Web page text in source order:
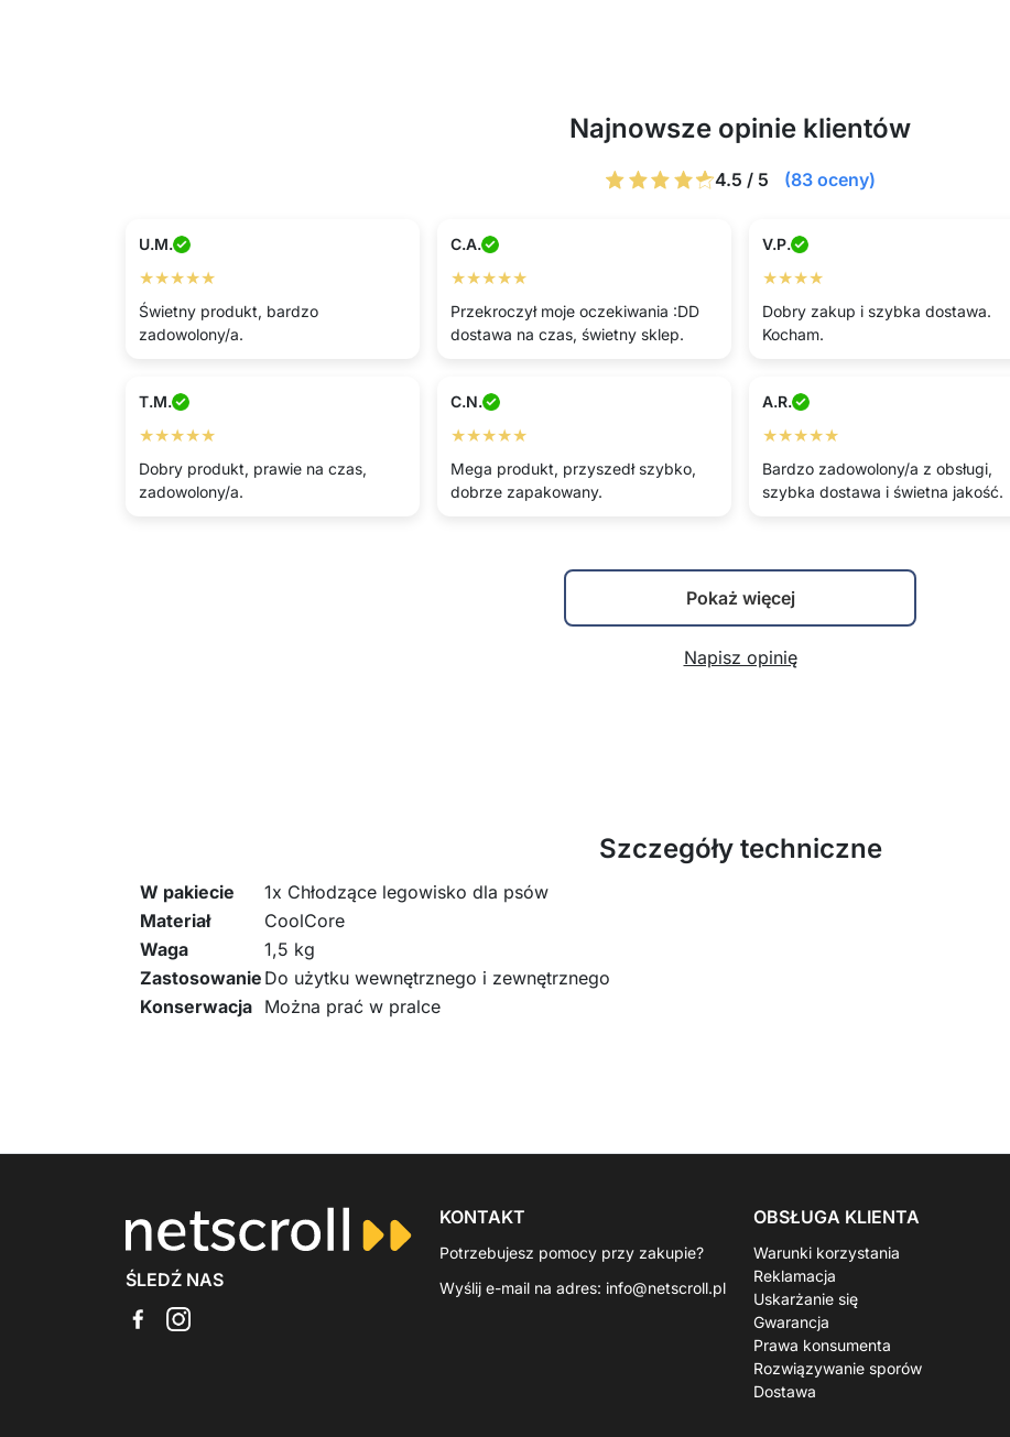
Najnowsze opinie klientów
4.5 / 5 (83 oceny)
U.M.
★★★★★
Świetny produkt, bardzo
zadowolony/a.
C.A.
★★★★★
Przekroczył moje oczekiwania :DD
dostawa na czas, świetny sklep.
V.P.
★★★★
Dobry zakup i szybka dostawa.
Kocham.
T.M.
★★★★★
Dobry produkt, prawie na czas,
zadowolony/a.
C.N.
★★★★★
Mega produkt, przyszedł szybko,
dobrze zapakowany.
A.R.
★★★★★
Bardzo zadowolony/a z obsługi,
szybka dostawa i świetna jakość.
Pokaż więcej
Napisz opinię
Szczegóły techniczne
W pakiecie
1x Chłodzące legowisko dla psów
Materiał
CoolCore
Waga
1,5 kg
Zastosowanie Do użytku wewnętrznego i zewnętrznego
Konserwacja Można prać w pralce
ŚLEDŹ NAS
KONTAKT
Potrzebujesz pomocy przy zakupie?
Wyślij e-mail na adres: info@netscroll.pl
OBSŁUGA KLIENTA
Warunki korzystania
Reklamacja
Uskarżanie się
Gwarancja
Prawa konsumenta
Rozwiązywanie sporów
Dostawa